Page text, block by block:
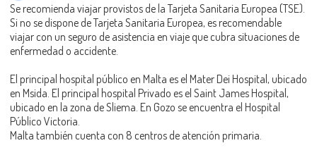
Se recomienda viajar provistos de la Tarjeta Sanitaria Europea (TSE).
Si no se dispone de Tarjeta Sanitaria Europea, es recomendable
viajar con un seguro de asistencia en viaje que cubra situaciones de
enfermedad o accidente.
El principal hospital público en Malta es el Mater Dei Hospital, ubicado
en Msida. El principal hospital Privado es el Saint James Hospital,
ubicado en la zona de Sliema. En Gozo se encuentra el Hospital
Público Victoria.
Malta también cuenta con 8 centros de atención primaria.